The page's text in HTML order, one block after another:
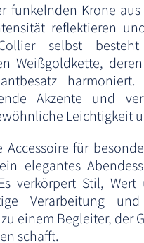
funkelnden Krone
reflektieren
selbst
Weißgoldkette,
harmoniert.
Akzente und
Leichtigkeit
für
elegantes
verkörpert Stil, Wert
Verarbeitung
einem Begleiter, der
schafft.